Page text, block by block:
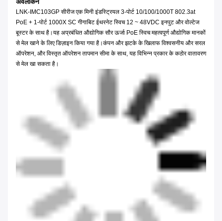
अवलोकन
LNK-IMC103GP सीरीज एक मिनी इंडस्ट्रियल 3-पोर्ट 10/100/1000T 802.3at
PoE + 1-पोर्ट 1000X SC गीगाबिट ईथरनेट स्विच 12 ~ 48VDC इनपुट और वोल्टेज
बूस्टर के साथ है।यह अप्रबंधित औद्योगिक सौर ऊर्जा PoE स्विच महत्वपूर्ण औद्योगिक मानकों
से मेल खाने के लिए डिज़ाइन किया गया है।कंपन और झटके के खिलाफ विश्वसनीय और सरल
ऑपरेशन, और विस्तृत ऑपरेशन तापमान सीमा के साथ, यह विभिन्न प्रकार के कठोर वातावरण
से मेल खा सकता है।